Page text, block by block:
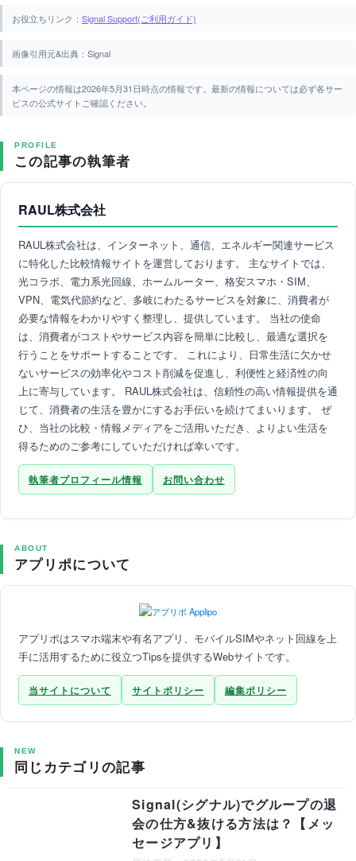
お役立ちリンク： Signal Support(ご利用ガイド)
画像引用元&出典：Signal
本ページの情報は2026年5月31日時点の情報です。最新の情報については必ず各サー
ビスの公式サイトご確認ください。
PROFILE
この記事の執筆者
RAUL株式会社
RAUL株式会社は、インターネット、通信、エネルギー関連サービス
に特化した比較情報サイトを運営しております。 主なサイトでは、
光コラボ、電力系光回線、ホームルーター、格安スマホ・SIM、
VPN、電気代節約など、多岐にわたるサービスを対象に、消費者が
必要な情報をわかりやすく整理し、提供しています。 当社の使命
は、消費者がコストやサービス内容を簡単に比較し、最適な選択を
行うことをサポートすることです。 これにより、日常生活に欠かせ
ないサービスの効率化やコスト削減を促進し、利便性と経済性の向
上に寄与しています。 RAUL株式会社は、信頼性の高い情報提供を通
じて、消費者の生活を豊かにするお手伝いを続けてまいります。 ぜ
ひ、当社の比較・情報メディアをご活用いただき、よりよい生活を
得るためのご参考にしていただければ幸いです。
執筆者プロフィール情報 お問い合わせ
ABOUT
アプリポについて
アプリポはスマホ端末や有名アプリ、モバイルSIMやネット回線を上
手に活用するために役立つTipsを提供するWebサイトです。
当サイトについて サイトポリシー 編集ポリシー
NEW
同じカテゴリの記事
Signal(シグナル)でグループの退
会の仕方&抜ける方法は？【メッ
セージアプリ】